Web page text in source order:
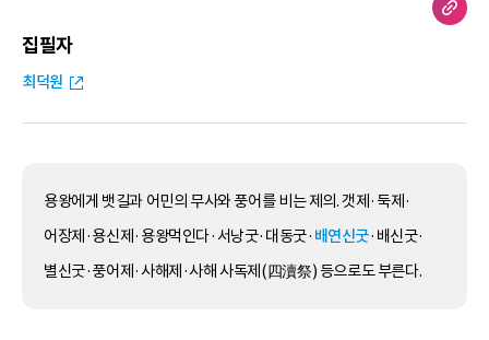
집필자
최덕원
용왕에게 뱃길과 어민의 무사와 풍어를 비는 제의. 갯제·둑제·
어장제·용신제·용왕먹인다·서낭굿·대동굿· 배연신굿·배신굿·
별신굿·풍어제·사해제·사해 사독제(四瀆祭) 등으로도 부른다.